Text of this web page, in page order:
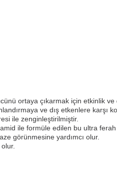
ortaya çıkarmak için etkinlik
ve dış etkenlere karşı
ile zenginleştirilmiştir.
ile formüle edilen bu ultra ferah
görünmesine yardımcı olur.